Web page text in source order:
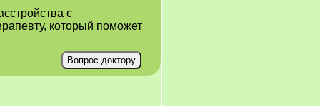
с
который поможет